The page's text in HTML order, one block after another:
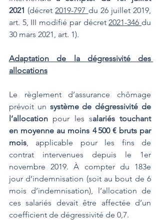
2021 (décret 2019-797 du 26 juillet 2019,
art. 5, III modifié par décret 2021-346 du
30 mars 2021, art. 1).
Adaptation de la dégressivité des
allocations
Le règlement d’assurance chômage
prévoit un système de dégressivité de
l’allocation pour les salariés touchant
en moyenne au moins 4 500 € bruts par
mois, applicable pour les fins de
contrat intervenues depuis le 1er
novembre 2019. À compter du 183e
jour d’indemnisation (soit au bout de 6
mois d’indemnisation), l’allocation de
ces salariés devait être affectée d’un
coefficient de dégressivité de 0,7.